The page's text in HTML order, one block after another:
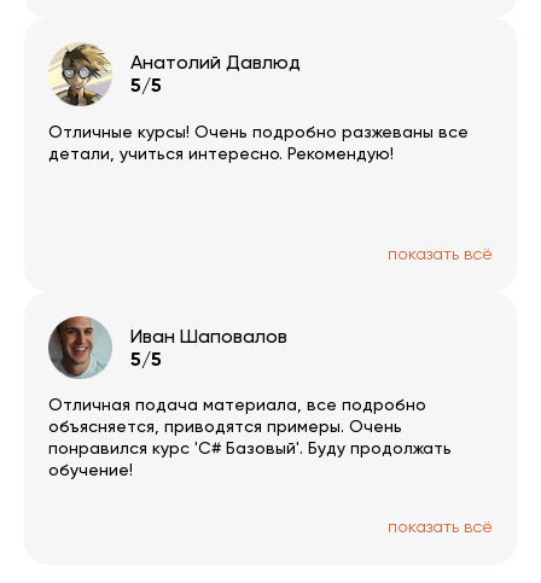
действительно разбираются в теме, всё толково и
без агрессивного маркетинга. Спасибо за труд
всей команде ITVDN!
Анатолий Давлюд
5/5
Отличные курсы! Очень подробно разжеваны все
детали, учиться интересно. Рекомендую!
показать всё
Иван Шаповалов
5/5
Отличная подача материала, все подробно
объясняется, приводятся примеры. Очень
понравился курс 'С# Базовый'. Буду продолжать
обучение!
показать всё